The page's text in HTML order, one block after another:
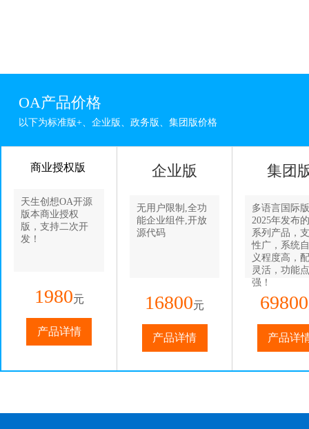
OA产品价格
以下为标准版+、企业版、政务版、集团版价格
商业授权版
天生创想OA开源
版本商业授权
版，支持二次开
发！
1980元
产品详情
企业版
无用户限制,全功
能企业组件,开放
源代码
16800元
产品详情
集团
多语言国际
2025年发布
系列产品，
性广，系统
义程度高，
灵活，功能
强！
69800
产品详